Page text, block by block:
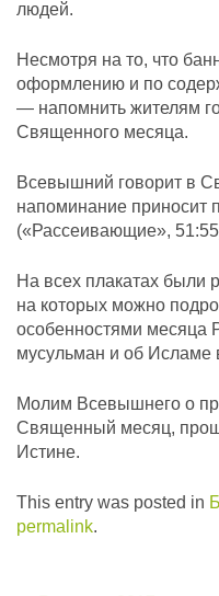
людей.
Несмотря на то, что
оформлению и по
— напомнить жителям
Священного месяца.
Всевышний говорит в
напоминание приносит
(«Рассеивающие»,
На всех плакатах были
на которых можно
особенностями месяца
мусульман и об Исламе
Молим Всевышнего о
Священный месяц,
Истине.
This entry was posted in
permalink.